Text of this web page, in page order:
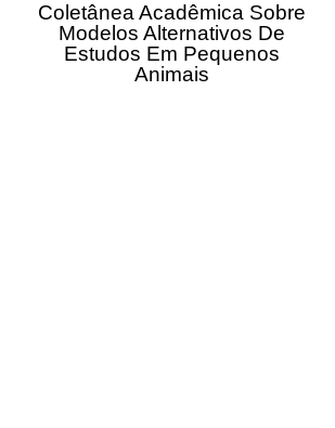
Coletânea Acadêmica Sobre
Modelos Alternativos De
Estudos Em Pequenos
Animais